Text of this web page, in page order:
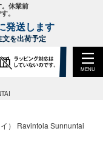
休業前
。
発送します
を出荷予定
MENU